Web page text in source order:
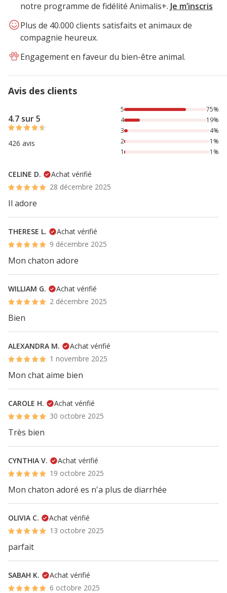
notre programme de fidélité Animalis+. Je m’inscris
Plus de 40.000 clients satisfaits et animaux de
compagnie heureux.
Engagement en faveur du bien-être animal.
Avis des clients
4.7 sur 5
426 avis
75% des personnes lont noté avec {1} étoiles, 19% des
5
75%
4
19%
3
4%
2
1%
1
1%
CELINE D.
Achat vérifié
28 décembre 2025
Il adore
THERESE L.
Achat vérifié
9 décembre 2025
Mon chaton adore
WILLIAM G.
Achat vérifié
2 décembre 2025
Bien
ALEXANDRA M.
Achat vérifié
1 novembre 2025
Mon chat aime bien
CAROLE H.
Achat vérifié
30 octobre 2025
Très bien
CYNTHIA V.
Achat vérifié
19 octobre 2025
Mon chaton adoré es n'a plus de diarrhée
OLIVIA C.
Achat vérifié
13 octobre 2025
parfait
SABAH K.
Achat vérifié
6 octobre 2025